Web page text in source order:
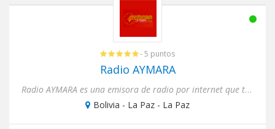
- 5 puntos
Radio AYMARA
Radio AYMARA es una emisora de radio por internet que transmite cultura, entretenimiento e información vera...
Bolivia - La Paz - La Paz